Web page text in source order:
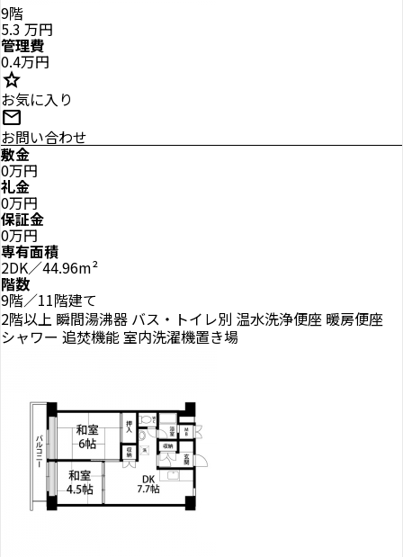
9階
5.3 万円
管理費
0.4万円
star
お気に入り
mail
お問い合わせ
敷金
0万円
礼金
0万円
保証金
0万円
専有面積
2DK／44.96m²
階数
9階／11階建て
2階以上 瞬間湯沸器 バス・トイレ別 温水洗浄便座 暖房便座
シャワー 追焚機能室内洗濯機置き場